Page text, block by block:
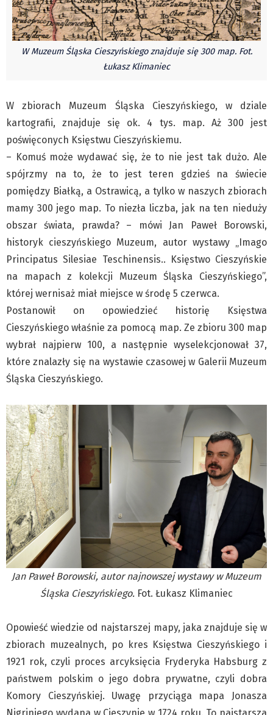
Placówki dyplomatyczne w CZ
English Voice
Kultura
Wydarzenia
Nasze biblioteki
Publicystyka
Zdaniem...
Pre-teksty i kon-teksty Łęckiego
Na posiónku pisane Milerskiego (archiwum)
Na granicy Księstwa Drobika (archiwum)
Podróże małe i duże Skałki
Historia
Podróże
Wywiady
Rodziny wielodzietne
Nauka
Młodzi
Przedszkola
Szkoły średnie
Studia
Klub Podróżnika ZA OKNEM
Sport
Czytelnicy piszą
Multimedia
Obiektyw Głosu
Fotoreportaże
studio glos.live
Głos Brandysa
YouTube glos.live
Mrózek i Maćkowiak
PODCAST "GŁOS MAMY"
STREFA PREMIUM
W Muzeum Śląska Cieszyńskiego znajduje się 300 map. Fot.
Łukasz Klimaniec
W zbiorach Muzeum Śląska Cieszyńskiego, w dziale
kartografii, znajduje się ok. 4 tys. map. Aż 300 jest
poświęconych Księstwu Cieszyńskiemu.
– Komuś może wydawać się, że to nie jest tak dużo. Ale
spójrzmy na to, że to jest teren gdzieś na świecie
pomiędzy Białką, a Ostrawicą, a tylko w naszych zbiorach
mamy 300 jego map. To niezła liczba, jak na ten nieduży
obszar świata, prawda? – mówi Jan Paweł Borowski,
historyk cieszyńskiego Muzeum, autor wystawy „Imago
Principatus Silesiae Teschinensis.. Księstwo Cieszyńskie
na mapach z kolekcji Muzeum Śląska Cieszyńskiego”,
której wernisaż miał miejsce w środę 5 czerwca.
Postanowił on opowiedzieć historię Księstwa
Cieszyńskiego właśnie za pomocą map. Ze zbioru 300 map
wybrał najpierw 100, a następnie wyselekcjonował 37,
które znalazły się na wystawie czasowej w Galerii Muzeum
Śląska Cieszyńskiego.
Jan Paweł Borowski, autor najnowszej wystawy w Muzeum
Śląska Cieszyńskiego. Fot. Łukasz Klimaniec
Opowieść wiedzie od najstarszej mapy, jaka znajduje się w
zbiorach muzealnych, po kres Księstwa Cieszyńskiego i
1921 rok, czyli proces arcyksięcia Fryderyka Habsburg z
państwem polskim o jego dobra prywatne, czyli dobra
Komory Cieszyńskiej. Uwagę przyciąga mapa Jonasza